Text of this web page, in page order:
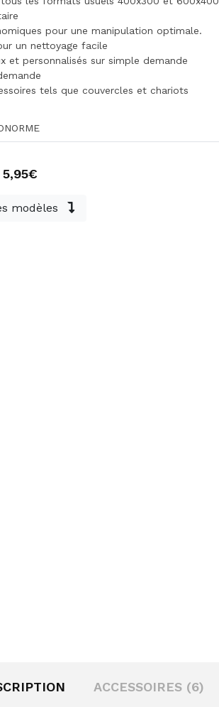
pour une manipulation optimale.
un nettoyage facile
et personnalisés sur simple demande
tels que couvercles et chariots
5,95€
modèles
ACCESSOIRES (6)